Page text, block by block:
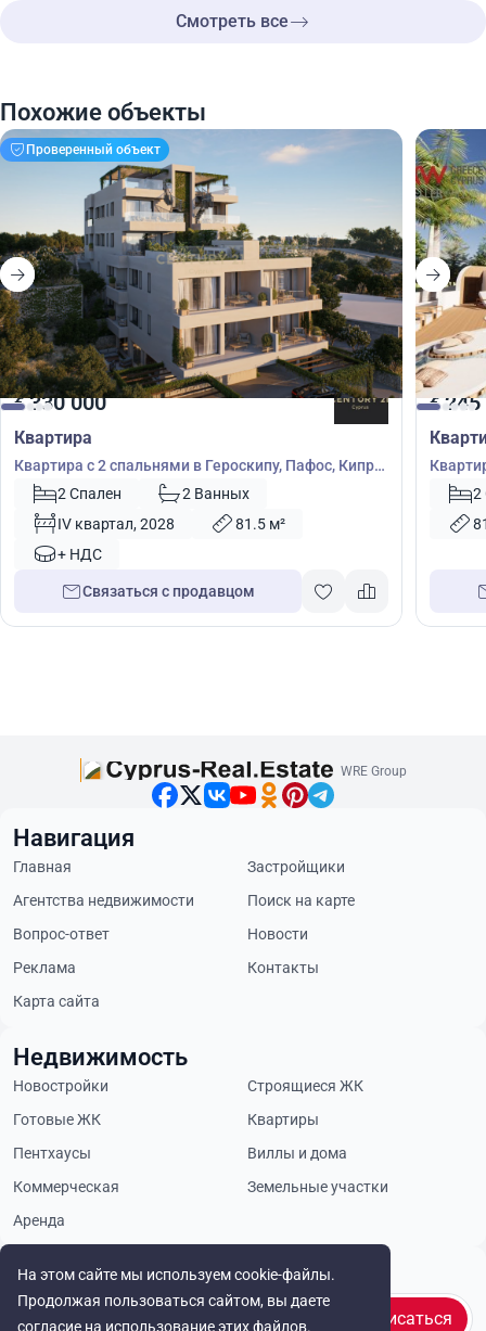
Смотреть все
Похожие объекты
Проверенный объект
€330 000
Квартира
Квартира с 2 спальнями в Героскипу, Пафос, Кипр
№ 555392 Спален
2 Ванных
IV квартал, 2028
81.5 м²
+ НДС
Связаться с продавцом
€245
2
На этом сайте мы используем cookie-файлы.
Продолжая пользоваться сайтом, вы даете
согласие на использование этих файлов.
WRE Group
Будьте в курсе
Подписаться
Навигация
Главная
Застройщики
Агентства недвижимости
Поиск на карте
Вопрос-ответ
Новости
Реклама
Контакты
Карта сайта
Недвижимость
Новостройки
Строящиеся ЖК
Готовые ЖК
Квартиры
Пентхаусы
Виллы и дома
Коммерческая
Земельные участки
Аренда